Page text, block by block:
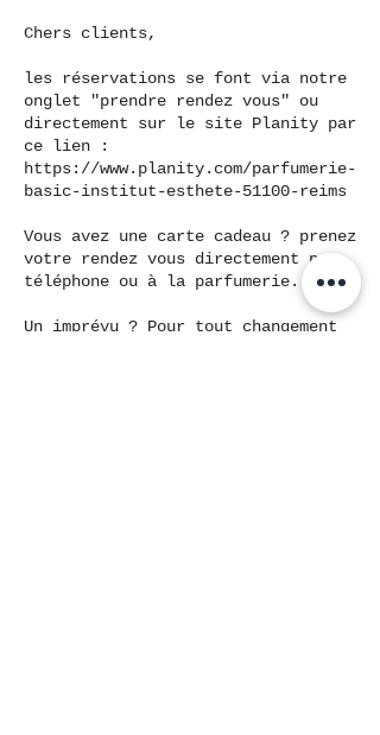
Chers clients,
les réservations se font via notre
onglet "prendre rendez vous" ou
directement sur le site Planity par
ce lien :
https://www.planity.com/parfumerie-
basic-institut-esthete-51100-reims
Vous avez une carte cadeau ? prenez
votre rendez vous directement par
téléphone ou à la parfumerie.
Un imprévu ? Pour tout changement